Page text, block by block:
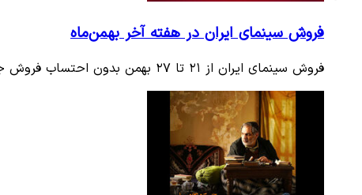
فروش سینمای ایران در هفته آخر بهمن‌ماه
فروش سینمای ایران از ۲۱ تا ۲۷ بهمن بدون احتساب فروش جشنواره فیلم فجر به بیش از ۲۶ میلیارد و ۷۵۷ میلیون تومان رسید؛…